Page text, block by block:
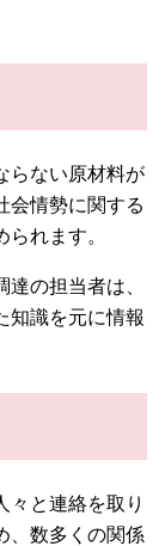
らない原材料が
会情勢に関する
れます。
の担当者は、
知識を元に情報
々と連絡を取り
、数多くの関係